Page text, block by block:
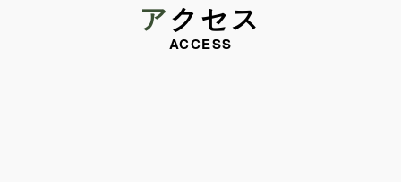
アクセス
ACCESS